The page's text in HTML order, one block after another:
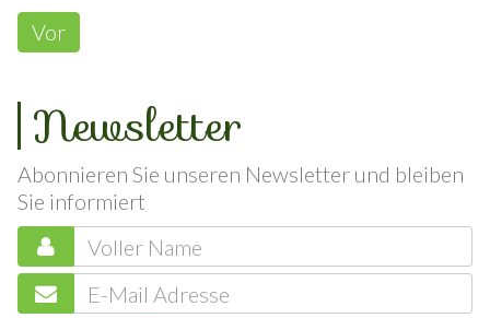
Newsletter
Abonnieren Sie unseren Newsletter und bleiben
Sie informiert